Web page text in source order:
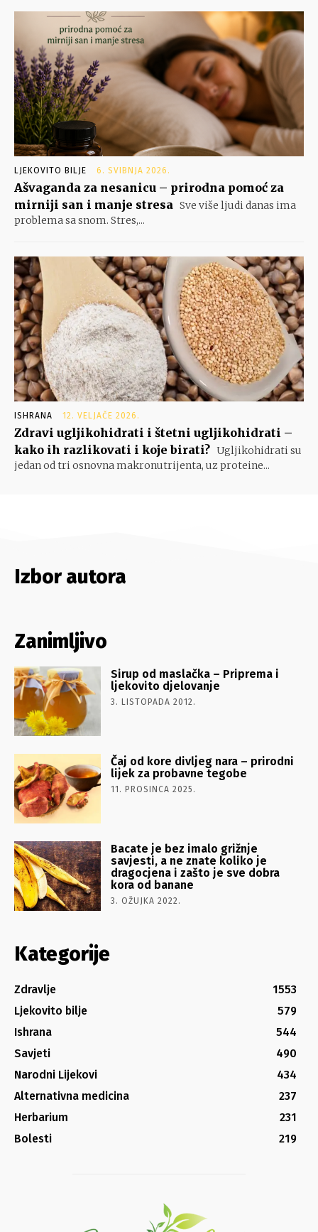
LJEKOVITO BILJE 6. SVIBNJA 2026.
Ašvaganda za nesanicu – prirodna pomoć za
mirniji san i manje stresa Sve više ljudi danas ima
problema sa snom. Stres,...
ISHRANA 12. VELJAČE 2026.
Zdravi ugljikohidrati i štetni ugljikohidrati –
kako ih razlikovati i koje birati? Ugljikohidrati su
jedan od tri osnovna makronutrijenta, uz proteine...
Izbor autora
Zanimljivo
Sirup od maslačka – Priprema i
ljekovito djelovanje
3. LISTOPADA 2012.
Čaj od kore divljeg nara – prirodni
lijek za probavne tegobe
11. PROSINCA 2025.
Bacate je bez imalo grižnje
savjesti, a ne znate koliko je
dragocjena i zašto je sve dobra
kora od banane
3. OŽUJKA 2022.
Kategorije
Zdravlje
1553
Ljekovito bilje
579
Ishrana
544
Savjeti
490
Narodni Lijekovi
434
Alternativna medicina
237
Herbarium
231
Bolesti
219